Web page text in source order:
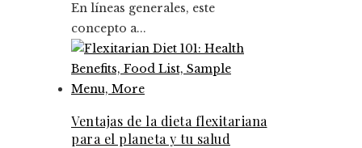
En líneas generales, este
concepto a...
Ventajas de la dieta flexitariana
para el planeta y tu salud